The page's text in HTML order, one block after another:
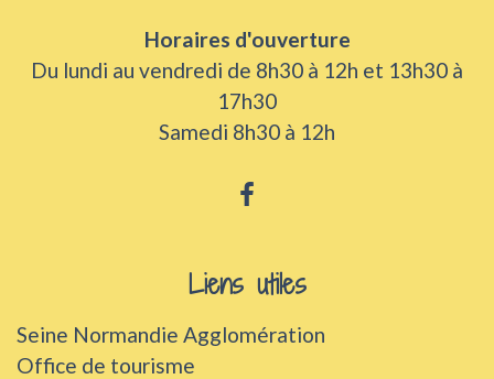
Horaires d'ouverture
Du lundi au vendredi de 8h30 à 12h et 13h30 à
17h30
Samedi 8h30 à 12h
Liens utiles
Seine Normandie Agglomération
Office de tourisme